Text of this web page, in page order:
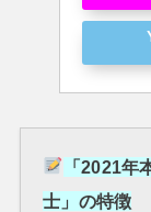
「2021
士」の特徴